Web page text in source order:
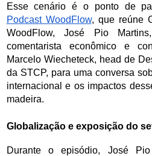
Esse cenário é o ponto de
Podcast WoodFlow, que reúne
WoodFlow, José Pio
comentarista econômico e
Marcelo Wiecheteck, head de
da STCP, para uma conversa
internacional e os impactos
madeira.
Globalização e exposição do
Durante o episódio, José